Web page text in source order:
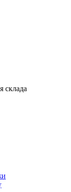
склада